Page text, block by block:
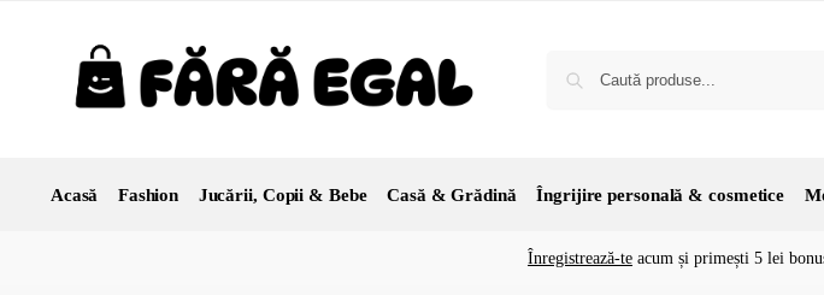
Acasă Fashion Jucării, Copii & Bebe Casă & Grădină Îngrijire personală & cosmetice
Înregistrează-te acum și primești 5 lei